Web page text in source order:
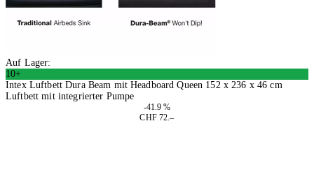
Auf Lager:
10+
Intex Luftbett Dura Beam mit Headboard Queen 152 x 236 x 46 cm
Luftbett mit integrierter Pumpe
-41.9 %
CHF 72.–